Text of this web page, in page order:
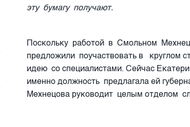
эту бумагу получают.
Поскольку работой в Смольном
предложили поучаствовать в круглом
идею со специалистами. Сейчас
именно должность предлагала ей
Мехнецова руководит целым отделом